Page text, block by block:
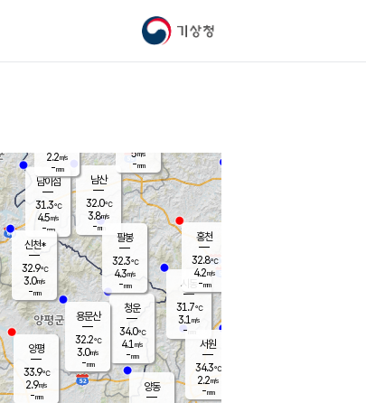
기상청
남이섬
31.3℃
4.5m/s
-mm
남산
32.0℃
3.8m/s
-mm
청운
34.0℃
4.1 m/s
-mm
팔봉
32.3℃
4.3m/s
-mm
양동
2.2m/s
-mm
신천*
32.9℃
3.0m/s
-mm
시동
31.7℃
3.1 m/s
- mm
서원
34.3℃
2.2m/s
-mm
용문산
32.2℃
3.0m/s
-mm
홍천
32.8℃
4.2m/s
-mm
양평
33.9℃
2.9m/s
-mm
5m/s
-mm